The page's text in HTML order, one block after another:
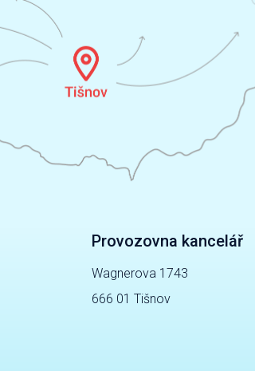
Provozovna kancelář
Wagnerova 1743
666 01 Tišnov